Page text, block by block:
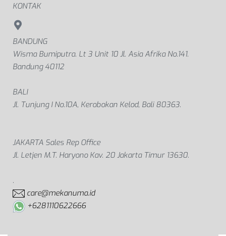
KONTAK
BANDUNG
Wisma Bumiputra. Lt 3 Unit 10 Jl. Asia Afrika No.141.
Bandung 40112
BALI
Jl. Tunjung I No.10A, Kerobokan Kelod, Bali 80363.
JAKARTA Sales Rep Office
Jl. Letjen M.T. Haryono Kav. 20 Jakarta Timur 13630.
.
care@mekanuma.id
+6281110622666